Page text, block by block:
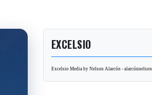
EXCELSIO
Excelsio Media by Nelson Alarcón - alarcónnelson